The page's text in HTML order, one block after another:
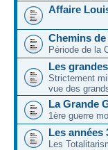
Affaire
Chemins de
Période de la
Les
Strictement
vue des
La Grande
1ère guerre
Les années
Les